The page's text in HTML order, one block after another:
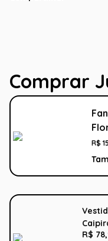
Comprar
R$
R$